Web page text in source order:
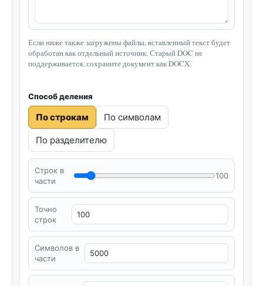
Если ниже также загружены файлы, вставленный текст будет
обработан как отдельный источник. Старый DOC не
поддерживается, сохраните документ как DOCX.
Способ деления
По строкам По символам
По разделителю
Строк в
части
100
Точно
строк
Символов в
части